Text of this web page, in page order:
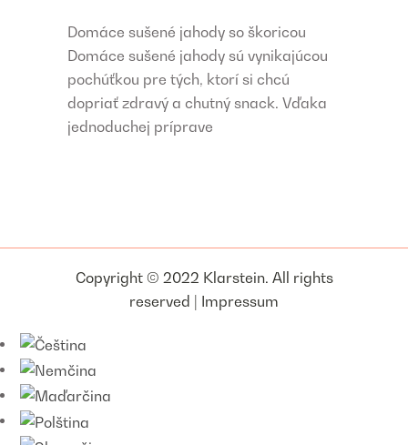
Domáce sušené jahody so škoricou
Domáce sušené jahody sú vynikajúcou
pochúťkou pre tých, ktorí si chcú
dopriať zdravý a chutný snack. Vďaka
jednoduchej príprave
Copyright © 2022 Klarstein. All rights
reserved | Impressum